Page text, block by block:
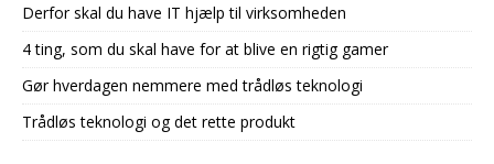
Derfor skal du have IT hjælp til virksomheden
4 ting, som du skal have for at blive en rigtig gamer
Gør hverdagen nemmere med trådløs teknologi
Trådløs teknologi og det rette produkt